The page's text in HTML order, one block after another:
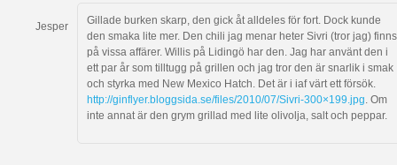
Jesper
Gillade burken skarp, den gick åt alldeles för fort. Dock kunde
den smaka lite mer. Den chili jag menar heter Sivri (tror jag) finns
på vissa affärer. Willis på Lidingö har den. Jag har använt den i
ett par år som tilltugg på grillen och jag tror den är snarlik i smak
och styrka med New Mexico Hatch. Det är i iaf värt ett försök.
http://ginflyer.bloggsida.se/files/2010/07/Sivri-300×199.jpg . Om
inte annat är den grym grillad med lite olivolja, salt och peppar.